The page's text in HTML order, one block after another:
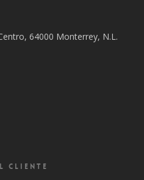
64000 Monterrey, N.L.
CLIENTE